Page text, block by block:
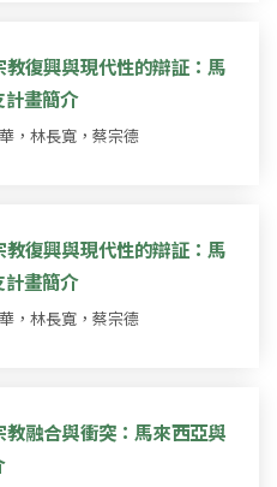
教復興與現代性的辯証：馬
畫簡介
，林長寬，蔡宗德
教復興與現代性的辯証：馬
畫簡介
，林長寬，蔡宗德
教融合與衝突：馬來西亞與